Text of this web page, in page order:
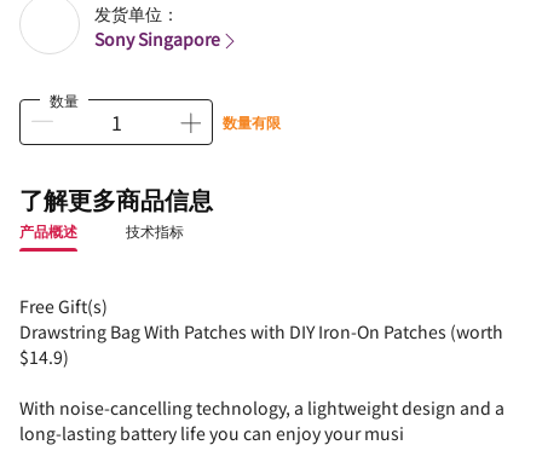
发货单位：
Sony Singapore
数量
数量有限
了解更多商品信息
产品概述 技术指标
Free Gift(s)
Drawstring Bag With Patches with DIY Iron-On Patches (worth
$14.9)
With noise-cancelling technology, a lightweight design and a
long-lasting battery life you can enjoy your musi